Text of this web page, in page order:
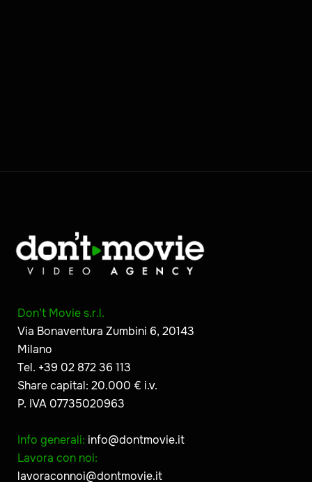
Don’t Movie s.r.l.
Via Bonaventura Zumbini 6, 20143
Milano
Tel. +39 02 872 36 113
Share capital: 20.000 € i.v.
P. IVA 07735020963
Info generali: info@dontmovie.it
Lavora con noi:
lavoraconnoi@dontmovie.it